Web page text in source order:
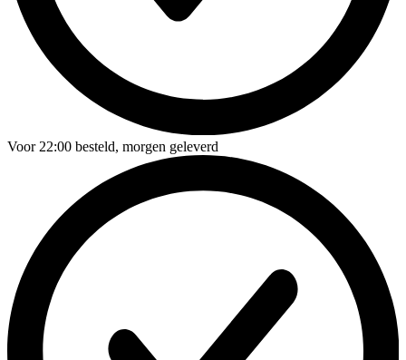
Voor22:00 besteld, morgen geleverd